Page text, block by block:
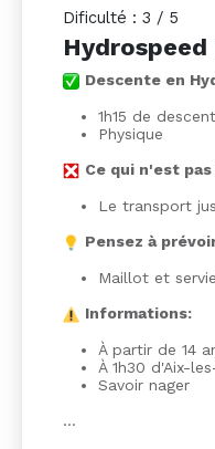
Dificulté : 3 / 5
Descente en
1h15 de
Physique
Ce qui n'est
Le transport
Pensez à
Maillot et
Informations:
À partir de 14
À 1h30 d'Aix-
Savoir nager
…